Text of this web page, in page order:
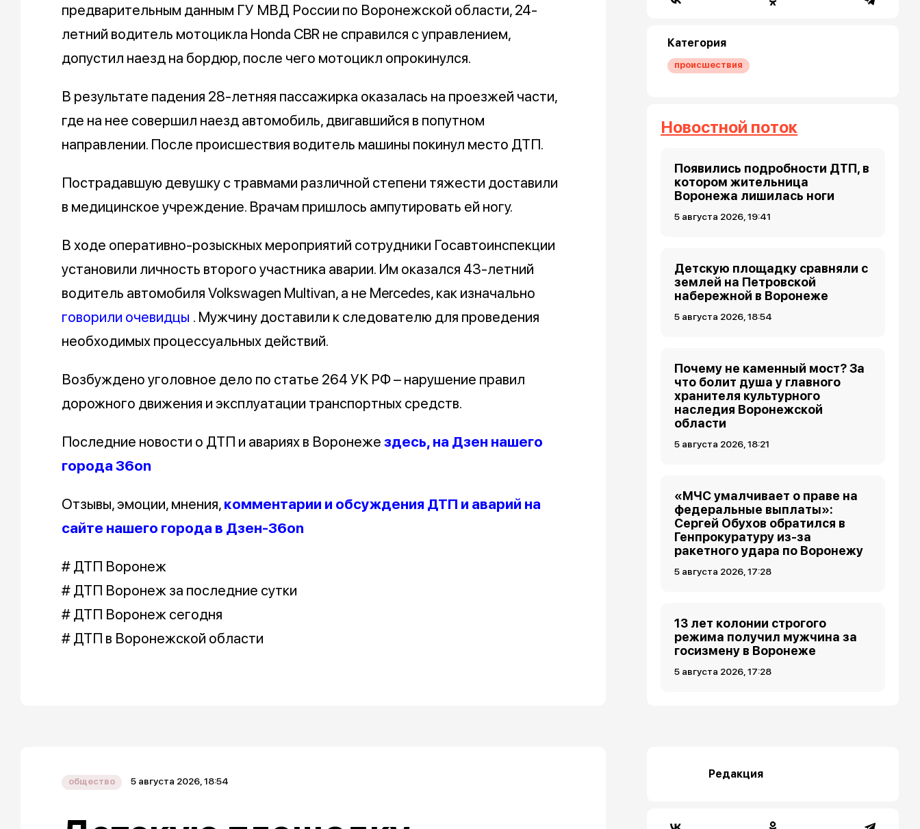
предварительным данным ГУ МВД России по Воронежской области, 24-
летний водитель мотоцикла Honda CBR не справился с управлением,
допустил наезд на бордюр, после чего мотоцикл опрокинулся.
В результате падения 28-летняя пассажирка оказалась на проезжей части,
где на нее совершил наезд автомобиль, двигавшийся в попутном
направлении. После происшествия водитель машины покинул место ДТП.
Пострадавшую девушку с травмами различной степени тяжести доставили
в медицинское учреждение. Врачам пришлось ампутировать ей ногу.
В ходе оперативно-розыскных мероприятий сотрудники Госавтоинспекции
установили личность второго участника аварии. Им оказался 43-летний
водитель автомобиля Volkswagen Multivan, а не Mercedes, как изначально
говорили очевидцы . Мужчину доставили к следователю для проведения
необходимых процессуальных действий.
Возбуждено уголовное дело по статье 264 УК РФ – нарушение правил
дорожного движения и эксплуатации транспортных средств.
Последние новости о ДТП и авариях в Воронеже здесь, на Дзен нашего
города 36on
Отзывы, эмоции, мнения, комментарии и обсуждения ДТП и аварий на
сайте нашего города в Дзен-36on
# ДТП Воронеж
# ДТП Воронеж за последние сутки
# ДТП Воронеж сегодня
# ДТП в Воронежской области
Категория
происшествия
Новостной поток
Появились подробности ДТП, в
котором жительница
Воронежа лишилась ноги
5 августа 2026, 19:41
Детскую площадку сравняли с
землей на Петровской
набережной в Воронеже
5 августа 2026, 18:54
Почему не каменный мост? За
что болит душа у главного
хранителя культурного
наследия Воронежской
области
5 августа 2026, 18:21
«МЧС умалчивает о праве на
федеральные выплаты»:
Сергей Обухов обратился в
Генпрокуратуру из-за
ракетного удара по Воронежу
5 августа 2026, 17:28
13 лет колонии строгого
режима получил мужчина за
госизмену в Воронеже
5 августа 2026, 17:28
общество 5 августа 2026, 18:54
Редакция